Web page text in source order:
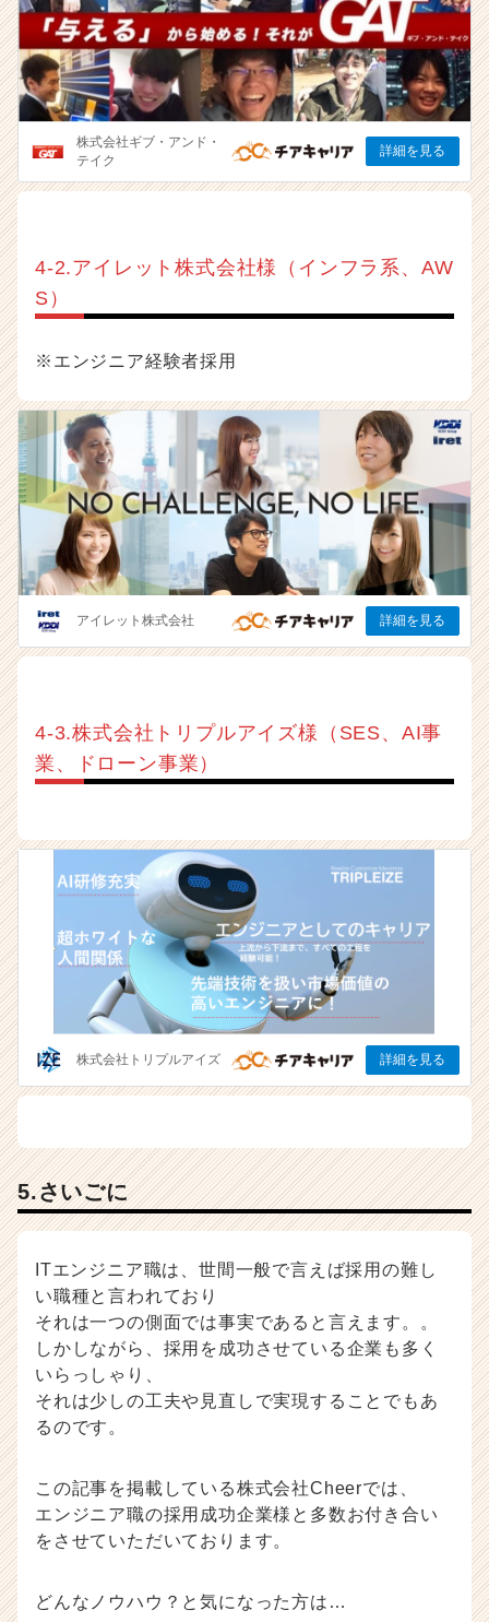
4-2.アイレット株式会社様（インフラ系、AW
S）
※エンジニア経験者採用
4-3.株式会社トリプルアイズ様（SES、AI事
業、ドローン事業）
5.さいごに
ITエンジニア職は、世間一般で言えば採用の難し
い職種と言われており
それは一つの側面では事実であると言えます。。
しかしながら、採用を成功させている企業も多く
いらっしゃり、
それは少しの工夫や見直しで実現することでもあ
るのです。
この記事を掲載している株式会社Cheerでは、
エンジニア職の採用成功企業様と多数お付き合い
をさせていただいております。
どんなノウハウ？と気になった方は…